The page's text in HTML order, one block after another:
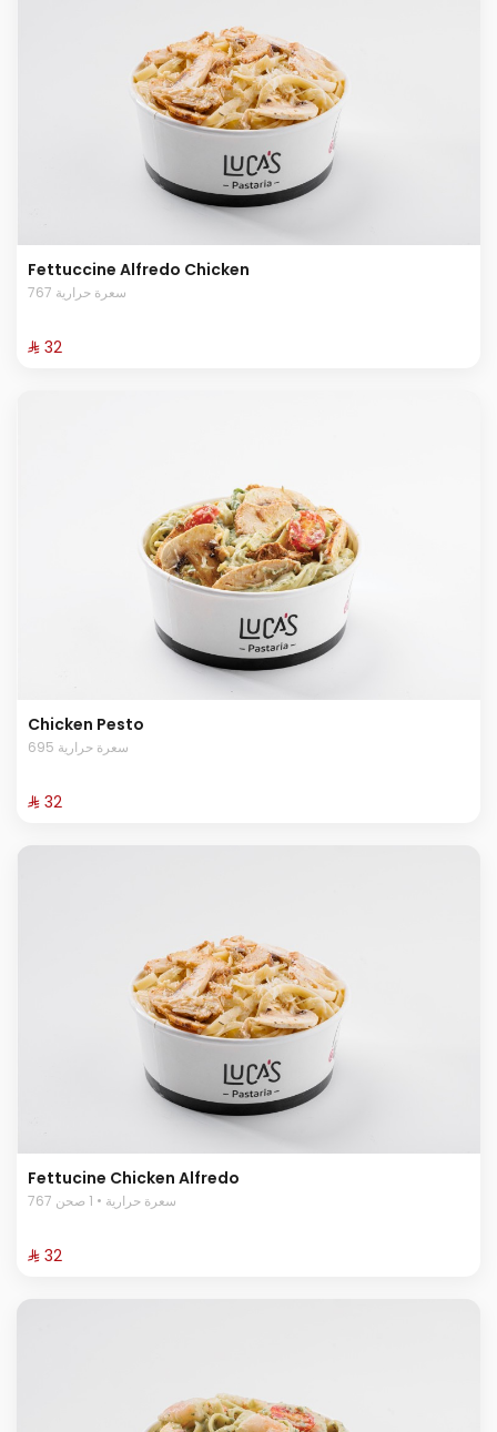
Fettuccine Alfredo Chicken
767 سعرة حرارية
⁨⁦‪‬ 32⁩
Chicken Pesto
695 سعرة حرارية
⁨⁦‪‬ 32⁩
Fettucine Chicken Alfredo
767 سعرة حرارية • 1 صحن
⁨⁦‪‬ 32⁩